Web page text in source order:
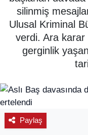
silinmiş
Ulusal Kriminal
verdi. Ara karar
gerginlik
Paylaş
KÜLTÜR
MAGAZİN